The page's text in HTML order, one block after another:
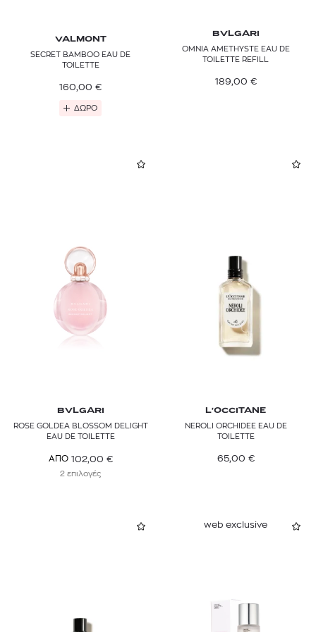
VALMONT
SECRET BAMBOO EAU DE
TOILETTE
160,00 €
ΔΩΡΟ
BVLGARI
OMNIA AMETHYSTE EAU DE
TOILETTE REFILL
189,00 €
BVLGARI
ROSE GOLDEA BLOSSOM DELIGHT
EAU DE TOILETTE
ΑΠΟ 102,00 €
2 επιλογές
L'OCCITANE
NEROLI ORCHIDEE EAU DE
TOILETTE
65,00 €
web exclusive